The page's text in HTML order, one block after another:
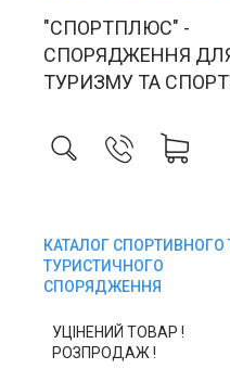
"СПОРТПЛЮС" -
СПОРЯДЖЕННЯ
ТУРИЗМУ ТА
КАТАЛОГ СПОРТИВНОГО
ТУРИСТИЧНОГО
СПОРЯДЖЕННЯ
УЦІНЕНИЙ ТОВАР !
РОЗПРОДАЖ !